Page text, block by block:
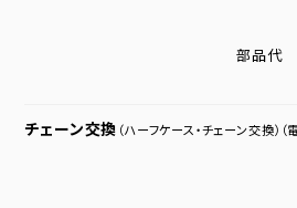
部品代
チェーン交換 （ハーフケース・チェーン交換） （